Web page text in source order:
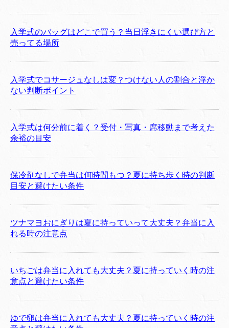
入学式のバッグはどこで買う？当日浮きにくい選び方と
売ってる場所
入学式でコサージュなしは変？つけない人の割合と浮か
ない判断ポイント
入学式は何分前に着く？受付・写真・席移動まで考えた
余裕の目安
保冷剤なしで弁当は何時間もつ？夏に持ち歩く時の判断
目安と避けたい条件
ツナマヨおにぎりは夏に持っていって大丈夫？弁当に入
れる時の注意点
いちごは弁当に入れても大丈夫？夏に持っていく時の注
意点と避けたい条件
ゆで卵は弁当に入れても大丈夫？夏に持っていく時の注